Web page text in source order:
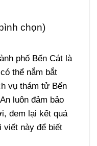
chọn)
phố Bến Cát là
thể nắm bắt
vụ thám tử Bến
luôn đảm bảo
đem lại kết quả
viết này để biết